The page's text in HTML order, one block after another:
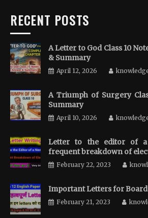
RECENT POSTS
A Letter to God Class 10
& Summary
April 12, 2026
A Triumph of Surgery
Summary
April 10, 2026
Letter to the editor of a
frequent breakdown of
February 22, 2023
Important Letters for Board
February 21, 2023